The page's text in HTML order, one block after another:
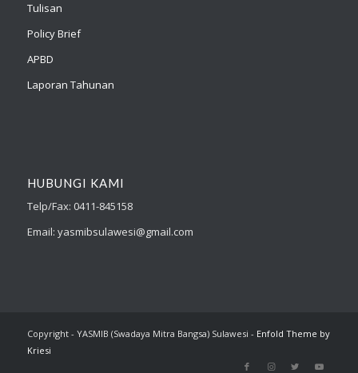
Tulisan
Policy Brief
APBD
Laporan Tahunan
HUBUNGI KAMI
Telp/Fax: 0411-845158
Email: yasmibsulawesi@gmail.com
Copyright - YASMIB (Swadaya Mitra Bangsa) Sulawesi - Enfold Theme by
Kriesi